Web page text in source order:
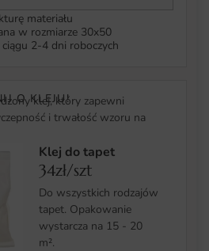
materiału
w rozmiarze 30x50
2-4 dni roboczych
O KLEJU!
klej, który zapewni
i trwałość wzoru na
Klej do tapet
34zł/szt
Do wszystkich rodzajów
tapet. Opakowanie
wystarcza na 15 - 20
m².